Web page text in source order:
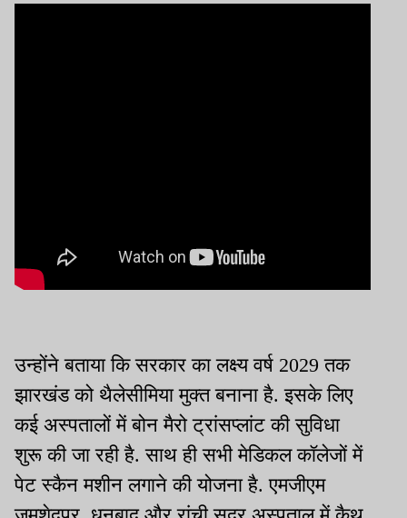
उन्होंने बताया कि सरकार का लक्ष्य वर्ष 2029 तक
झारखंड को थैलेसीमिया मुक्त बनाना है. इसके लिए
कई अस्पतालों में बोन मैरो ट्रांसप्लांट की सुविधा
शुरू की जा रही है. साथ ही सभी मेडिकल कॉलेजों में
पेट स्कैन मशीन लगाने की योजना है. एमजीएम